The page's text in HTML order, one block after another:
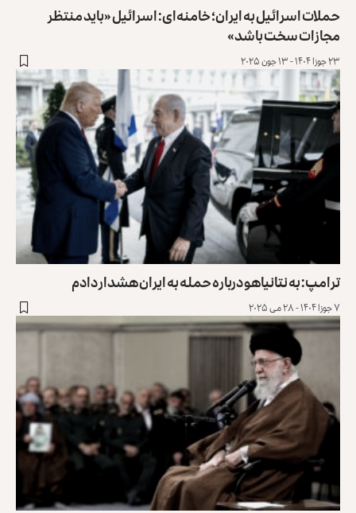
حملات اسرائیل به ایران؛ خامنه‌ای: اسرائیل «باید منتظر
مجازات سخت باشد»
۲۳ جوزا ۱۴۰۴ - ۱۳ جون ۲۰۲۵
ترامپ: به نتانیاهو درباره حمله به ایران هشدار دادم
۷ جوزا ۱۴۰۴ - ۲۸ می ۲۰۲۵